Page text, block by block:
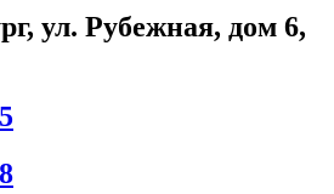
ул. Рубежная, дом 6,